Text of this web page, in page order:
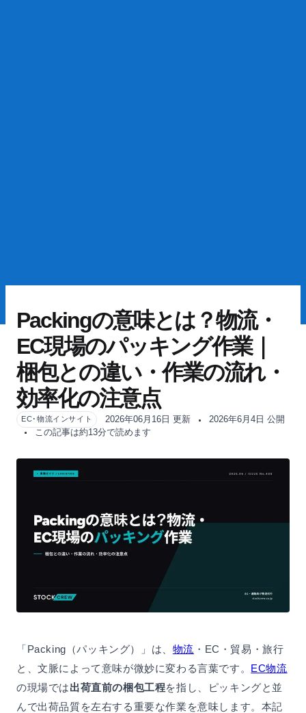
Packingの意味とは？物流・
EC現場のパッキング作業｜
梱包との違い・作業の流れ・
効率化の注意点
EC･物流インサイト 2026年06月16日 更新
2026年6月4日 公開
この記事は約13分で読めます
「Packing（パッキング）」は、 物流 ・EC・貿易・旅行
と、文脈によって意味が微妙に変わる言葉です。 EC物流
の現場では出荷直前の梱包工程を指し、ピッキングと並
んで出荷品質を左右する重要な作業を意味します。本記